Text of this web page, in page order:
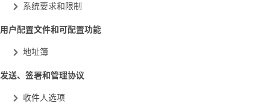
系统要求和限制
用户配置文件和可配置功能
地址簿
发送、签署和管理协议
收件人选项